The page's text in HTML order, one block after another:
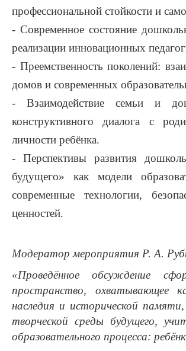
профессиональной стойкости и
- Современное состояние
реализации инновационных
- Преемственность поколений:
домов и современных
- Взаимодействие семьи и
конструктивного диалога с
личности ребёнка.
- Перспективы развития
будущего» как модели
современные технологии,
ценностей.
Модератор мероприятия Р. А.
«Проведённое обсуждение
пространство, охватывающее
наследия и исторической
творческой среды будущего,
образовательного процесса: